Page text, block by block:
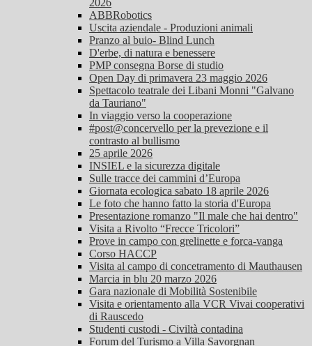
2026
ABBRobotics
Uscita aziendale - Produzioni animali
Pranzo al buio- Blind Lunch
D'erbe, di natura e benessere
PMP consegna Borse di studio
Open Day di primavera 23 maggio 2026
Spettacolo teatrale dei Libani Monni "Galvano
da Tauriano"
In viaggio verso la cooperazione
#post@concervello per la prevezione e il
contrasto al bullismo
25 aprile 2026
INSIEL e la sicurezza digitale
Sulle tracce dei cammini d’Europa
Giornata ecologica sabato 18 aprile 2026
Le foto che hanno fatto la storia d'Europa
Presentazione romanzo "Il male che hai dentro"
Visita a Rivolto “Frecce Tricolori”
Prove in campo con grelinette e forca-vanga
Corso HACCP
Visita al campo di concetramento di Mauthausen
Marcia in blu 20 marzo 2026
Gara nazionale di Mobilità Sostenibile
Visita e orientamento alla VCR Vivai cooperativi
di Rauscedo
Studenti custodi - Civiltà contadina
Forum del Turismo a Villa Savorgnan